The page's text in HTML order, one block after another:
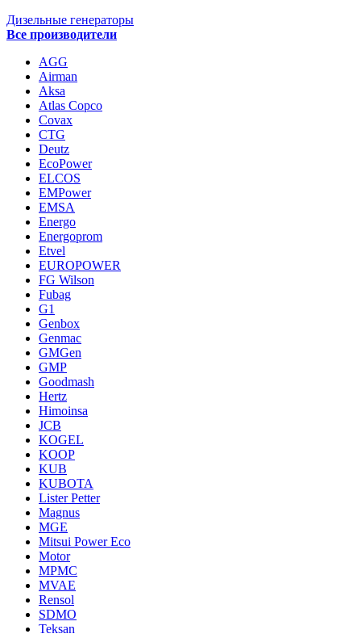
Дизельные генераторы
Все производители
AGG
Airman
Aksa
Atlas Copco
Covax
CTG
Deutz
EcoPower
ELCOS
EMPower
EMSA
Energo
Energoprom
Etvel
EUROPOWER
FG Wilson
Fubag
G1
Genbox
Genmac
GMGen
GMP
Goodmash
Hertz
Himoinsa
JCB
KOGEL
KOOP
KUB
KUBOTA
Lister Petter
Magnus
MGE
Mitsui Power Eco
Motor
MPMC
MVAE
Rensol
SDMO
Teksan